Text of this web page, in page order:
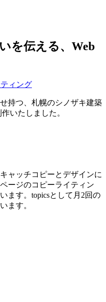
を伝える、Web
ィング
持つ、札幌のシノザキ建築
いたしました。
ャッチコピーとデザインに
ージのコピーライティン
ます。topicsとして月2回の
ます。